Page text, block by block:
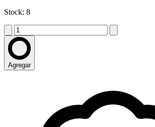
Stock: 8
Agregar